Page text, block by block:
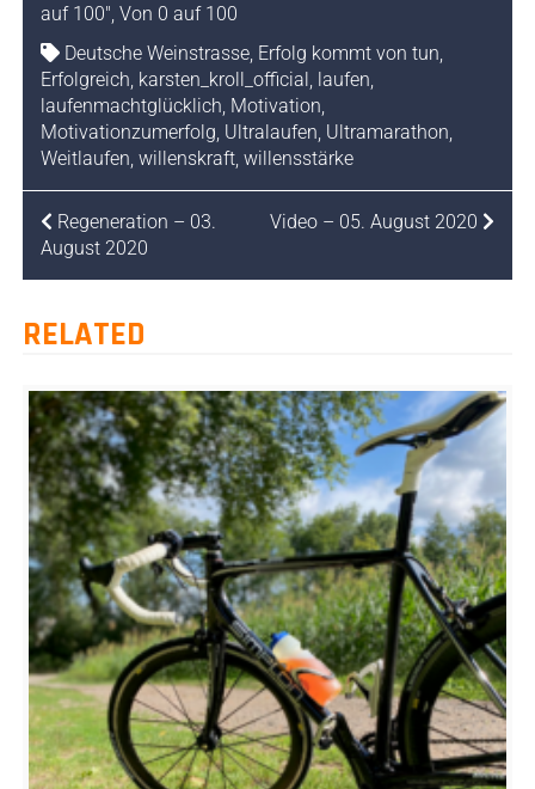
auf 100", Von 0 auf 100
Deutsche Weinstrasse, Erfolg kommt von tun,
Erfolgreich, karsten_kroll_official, laufen,
laufenmachtglücklich, Motivation,
Motivationzumerfolg, Ultralaufen, Ultramarathon,
Weitlaufen, willenskraft, willensstärke
Regeneration – 03.
August 2020
Video – 05. August 2020
RELATED